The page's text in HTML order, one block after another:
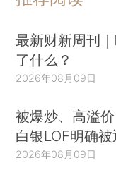
最新财新周刊
了什么？
2026年08月09日
被爆炒、高溢
白银LOF明确
2026年08月09日